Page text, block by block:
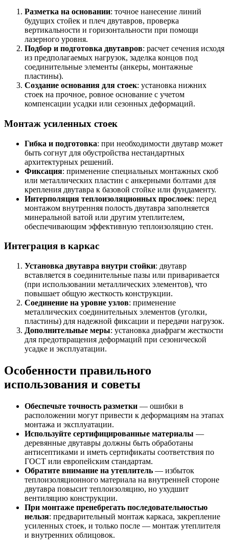
Разметка на основании: точное нанесение линий
будущих стойек и плеч двутавров, проверка
вертикальности и горизонтальности при помощи
лазерного уровня.
Подбор и подготовка двутавров: расчет сечения исходя
из предполагаемых нагрузок, заделка концов под
соединительные элементы (анкеры, монтажные
пластины).
Создание основания для стоек: установка нижних
стоек на прочное, ровное основание с учетом
компенсации усадки или сезонных деформаций.
Монтаж усиленных стоек
Гибка и подготовка: при необходимости двутавр может
быть согнут для обустройства нестандартных
архитектурных решений.
Фиксация: применение специальных монтажных скоб
или металлических пластин с анкерными болтами для
крепления двутавра к базовой стойке или фундаменту.
Интерполяция теплоизоляционных прослоек: перед
монтажом внутренняя полость двутавра заполняется
минеральной ватой или другим утеплителем,
обеспечивающим эффективную теплоизоляцию стен.
Интеграция в каркас
Установка двутавра внутри стойки: двутавр
вставляется в соединительные пазы или приваривается
(при использовании металлических элементов), что
повышает общую жесткость конструкции.
Соединение на уровне узлов: применение
металлических соединительных элементов (уголки,
пластины) для надежной фиксации и передачи нагрузок.
Дополнительные меры: установка диафрагм жесткости
для предотвращения деформаций при сезонической
усадке и эксплуатации.
Особенности правильного
использования и советы
Обеспечьте точность разметки — ошибки в
расположении могут привести к деформациям на этапах
монтажа и эксплуатации.
Используйте сертифицированные материалы —
деревянные двутавры должны быть обработаны
антисептиками и иметь сертификаты соответствия по
ГОСТ или европейским стандартам.
Обратите внимание на утеплитель — избыток
теплоизоляционного материала на внутренней стороне
двутавра повысит теплоизоляцию, но ухудшит
вентиляцию конструкции.
При монтаже пренебрегать последовательностью
нельзя: предварительный монтаж каркаса, закрепление
усиленных стоек, и только после — монтаж утеплителя
и внутренних облицовок.